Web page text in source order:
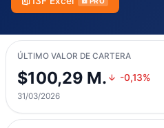
ÚLTIMO VALOR DE CARTERA
$100,29 M. -0,13%
31/03/2026